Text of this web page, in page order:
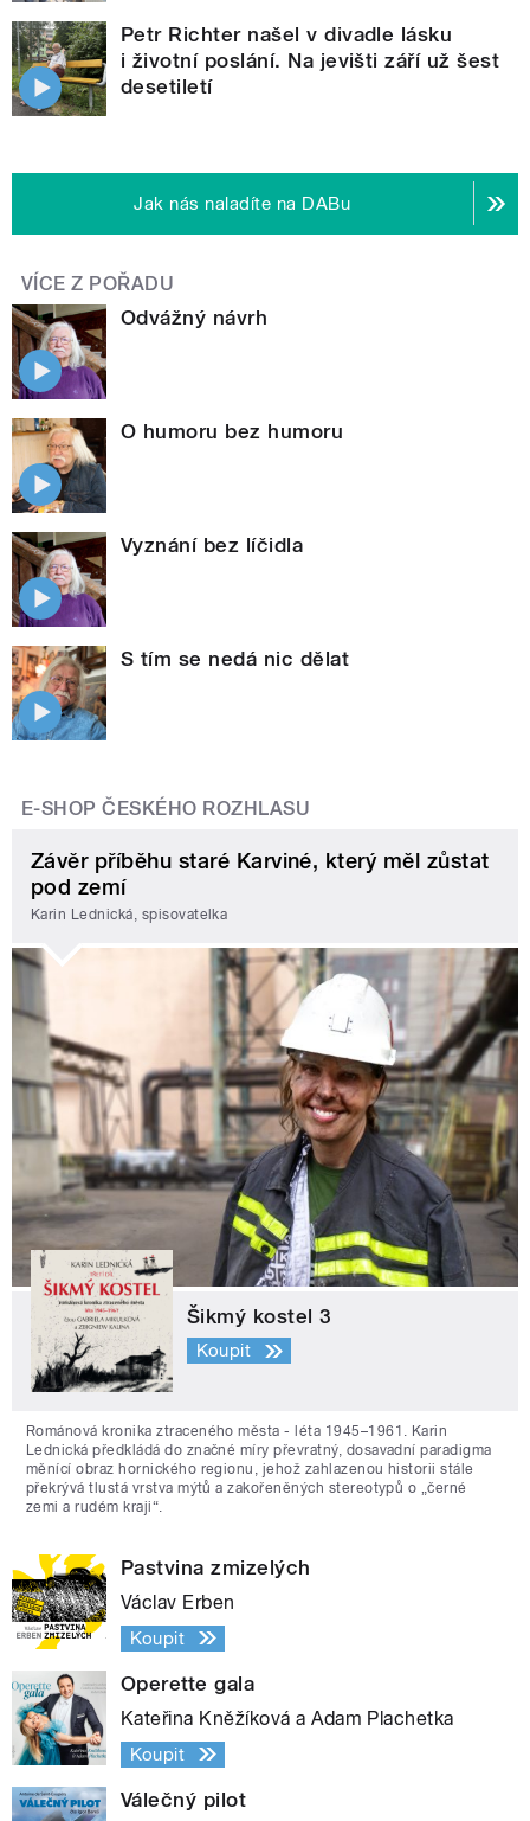
Petr Richter našel v divadle lásku
i životní poslání. Na jevišti září už šest
desetiletí
Jak nás naladíte na DABu
VÍCE Z POŘADU
Odvážný návrh
O humoru bez humoru
Vyznání bez líčidla
S tím se nedá nic dělat
E-SHOP ČESKÉHO ROZHLASU
Závěr příběhu staré Karviné, který měl zůstat
pod zemí
Karin Lednická, spisovatelka
Šikmý kostel 3
Koupit
Románová kronika ztraceného města - léta 1945–1961. Karin
Lednická předkládá do značné míry převratný, dosavadní paradigma
měnící obraz hornického regionu, jehož zahlazenou historii stále
překrývá tlustá vrstva mýtů a zakořeněných stereotypů o „černé
zemi a rudém kraji“.
Pastvina zmizelých
Václav Erben
Koupit
Operette gala
Kateřina Kněžíková a Adam Plachetka
Koupit
Válečný pilot